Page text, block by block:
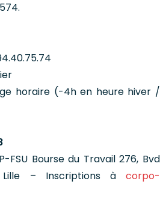
horaire (-4h en heure hiver /
FSU Bourse du Travail 276, Bvd
Lille – Inscriptions à corpo-